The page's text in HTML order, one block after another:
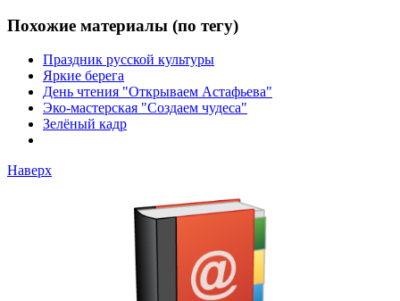
Похожие материалы (по тегу)
Праздник русской культуры
Яркие берега
День чтения "Открываем Астафьева"
Эко-мастерская "Создаем чудеса"
Зелёный кадр
Наверх